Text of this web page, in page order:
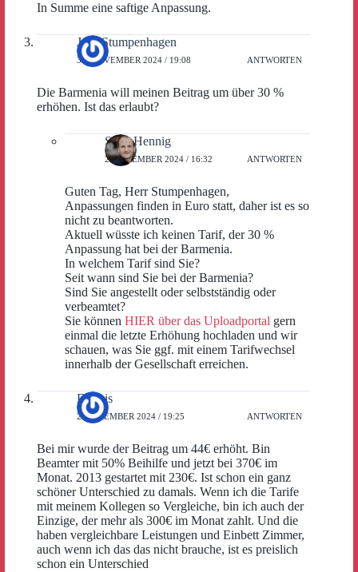
In Summe eine saftige Anpassung.
Jens Stumpenhagen
30. NOVEMBER 2024 / 19:08 ANTWORTEN
Die Barmenia will meinen Beitrag um über 30 %
erhöhen. Ist das erlaubt?
Sven Hennig
2. DEZEMBER 2024 / 16:32 ANTWORTEN
Guten Tag, Herr Stumpenhagen,
Anpassungen finden in Euro statt, daher ist es so
nicht zu beantworten.
Aktuell wüsste ich keinen Tarif, der 30 %
Anpassung hat bei der Barmenia.
In welchem Tarif sind Sie?
Seit wann sind Sie bei der Barmenia?
Sind Sie angestellt oder selbstständig oder
verbeamtet?
Sie können HIER über das Uploadportal gern
einmal die letzte Erhöhung hochladen und wir
schauen, was Sie ggf. mit einem Tarifwechsel
innerhalb der Gesellschaft erreichen.
Dennis
2. DEZEMBER 2024 / 19:25 ANTWORTEN
Bei mir wurde der Beitrag um 44€ erhöht. Bin
Beamter mit 50% Beihilfe und jetzt bei 370€ im
Monat. 2013 gestartet mit 230€. Ist schon ein ganz
schöner Unterschied zu damals. Wenn ich die Tarife
mit meinem Kollegen so Vergleiche, bin ich auch der
Einzige, der mehr als 300€ im Monat zahlt. Und die
haben vergleichbare Leistungen und Einbett Zimmer,
auch wenn ich das das nicht brauche, ist es preislich
schon ein Unterschied